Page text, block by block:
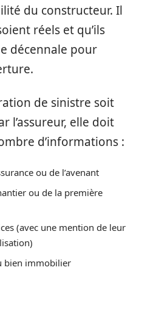
du constructeur. Il
réels et qu’ils
décennale pour
de sinistre soit
l’assureur, elle doit
d’informations :
ou de l’avenant
ou de la première
(avec une mention de leur
bien immobilier